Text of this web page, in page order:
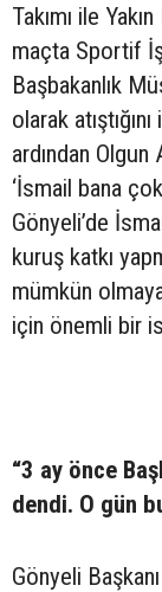
Takımı ile
maçta Sportif
Başbakanlık
olarak
ardından
‘İsmail bana
Gönyeli’de
kuruş katkı
mümkün
için önemli bir
“3 ay önce
dendi. O gün
Gönyeli